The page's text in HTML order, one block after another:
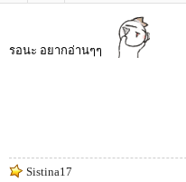
รอนะ อยากอ่านๆๆ
Sistina17